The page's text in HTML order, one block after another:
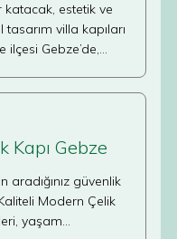
katacak, estetik ve
villa kapıları
ilçesi Gebze’de,…
Kapı Gebze
aradığınız güvenlik
Modern Çelik
yaşam…